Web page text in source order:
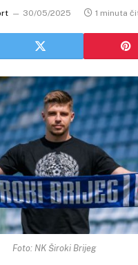
30/05/2025 1 minuta
Foto: NK Široki Brijeg